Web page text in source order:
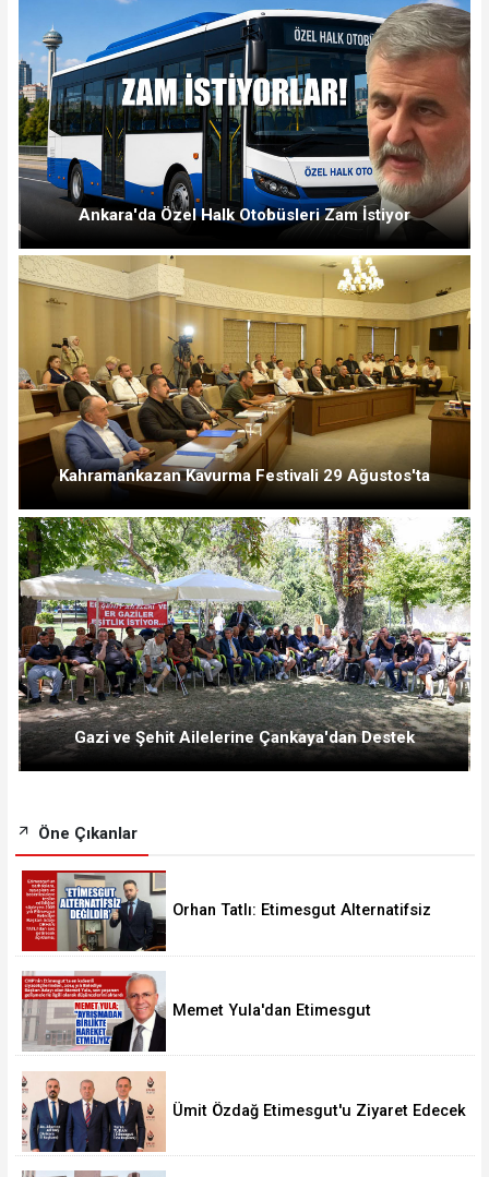
Ankara'da Özel Halk Otobüsleri Zam İstiyor
Kahramankazan Kavurma Festivali 29 Ağustos'ta
Gazi ve Şehit Ailelerine Çankaya'dan Destek
Öne Çıkanlar
Orhan Tatlı: Etimesgut Alternatifsiz
Memet Yula'dan Etimesgut
Ümit Özdağ Etimesgut'u Ziyaret Edecek